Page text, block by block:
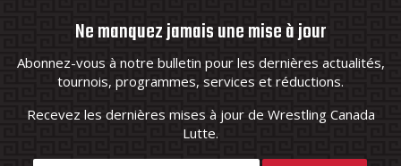
Ne manquez jamais une mise à jour
Abonnez-vous à notre bulletin pour les dernières actualités,
tournois, programmes, services et réductions.
Recevez les dernières mises à jour de Wrestling Canada
Lutte.